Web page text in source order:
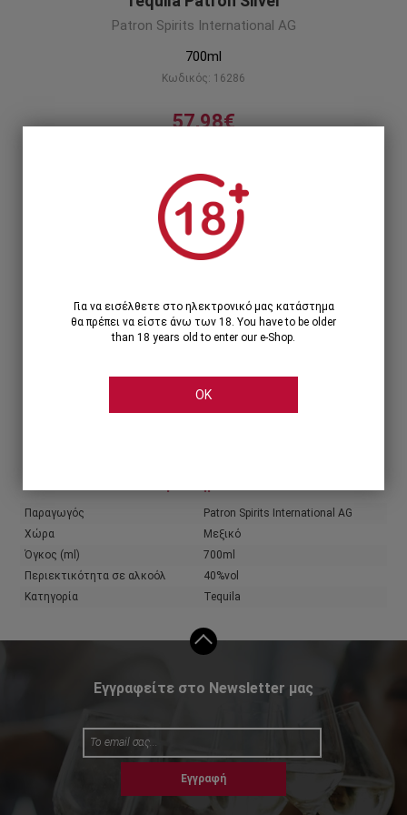
Patron Spirits International AG
700ml
Κωδικός: 16286
57,98€
Περιγραφή προϊόντος
Παραγωγός
Patron Spirits International AG
Χώρα
Μεξικό
Όγκος (ml)
700ml
Περιεκτικότητα σε αλκοόλ
40%vol
Κατηγορία
Tequila
Εγγραφείτε στο Newsletter μας
Εγγραφή
Για να εισέλθετε στο ηλεκτρονικό μας κατάστημα
θα πρέπει να είστε άνω των 18. You have to be older
than 18 years old to enter our e-Shop.
OK